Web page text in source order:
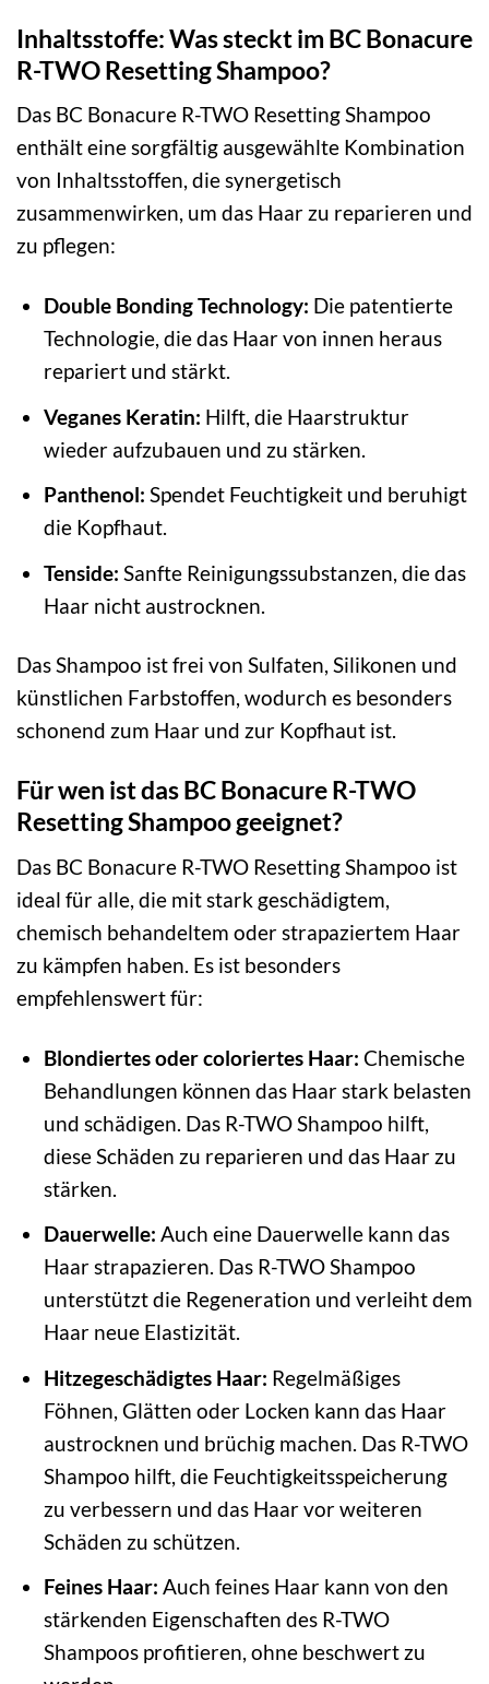
Inhaltsstoffe: Was steckt im BC Bonacure
R-TWO Resetting Shampoo?
Das BC Bonacure R-TWO Resetting Shampoo
enthält eine sorgfältig ausgewählte Kombination
von Inhaltsstoffen, die synergetisch
zusammenwirken, um das Haar zu reparieren und
zu pflegen:
Double Bonding Technology: Die patentierte
Technologie, die das Haar von innen heraus
repariert und stärkt.
Veganes Keratin: Hilft, die Haarstruktur
wieder aufzubauen und zu stärken.
Panthenol: Spendet Feuchtigkeit und beruhigt
die Kopfhaut.
Tenside: Sanfte Reinigungssubstanzen, die das
Haar nicht austrocknen.
Das Shampoo ist frei von Sulfaten, Silikonen und
künstlichen Farbstoffen, wodurch es besonders
schonend zum Haar und zur Kopfhaut ist.
Für wen ist das BC Bonacure R-TWO
Resetting Shampoo geeignet?
Das BC Bonacure R-TWO Resetting Shampoo ist
ideal für alle, die mit stark geschädigtem,
chemisch behandeltem oder strapaziertem Haar
zu kämpfen haben. Es ist besonders
empfehlenswert für:
Blondiertes oder coloriertes Haar: Chemische
Behandlungen können das Haar stark belasten
und schädigen. Das R-TWO Shampoo hilft,
diese Schäden zu reparieren und das Haar zu
stärken.
Dauerwelle: Auch eine Dauerwelle kann das
Haar strapazieren. Das R-TWO Shampoo
unterstützt die Regeneration und verleiht dem
Haar neue Elastizität.
Hitzegeschädigtes Haar: Regelmäßiges
Föhnen, Glätten oder Locken kann das Haar
austrocknen und brüchig machen. Das R-TWO
Shampoo hilft, die Feuchtigkeitsspeicherung
zu verbessern und das Haar vor weiteren
Schäden zu schützen.
Feines Haar: Auch feines Haar kann von den
stärkenden Eigenschaften des R-TWO
Shampoos profitieren, ohne beschwert zu